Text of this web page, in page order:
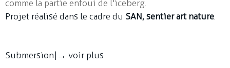
comme la partie enfoui de l'iceberg.
Projet réalisé dans le cadre du SAN, sentier art nature.
Submersion | → voir plus